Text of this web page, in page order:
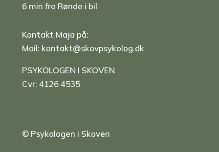
6 min fra Rønde i bil
Kontakt Maja på:
Mail: kontakt@skovpsykolog.dk
PSYKOLOGEN I SKOVEN
Cvr: 4126 4535
© Psykologen i Skoven